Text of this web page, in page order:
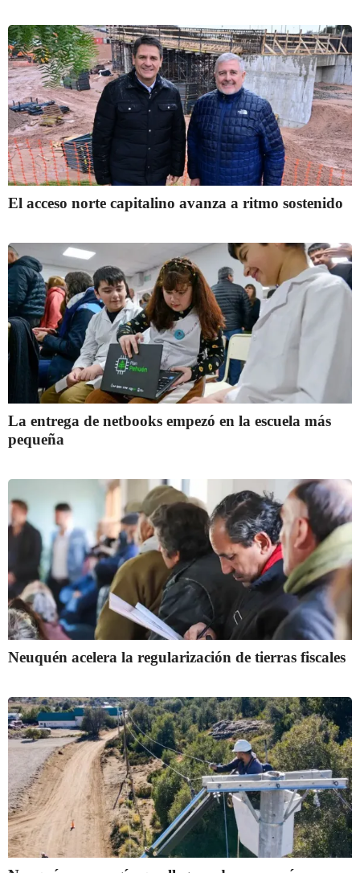
El acceso norte capitalino avanza a ritmo sostenido
La entrega de netbooks empezó en la escuela más
pequeña
Neuquén acelera la regularización de tierras fiscales